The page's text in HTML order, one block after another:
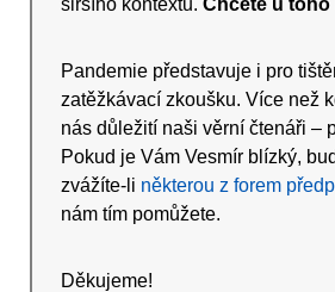
Pandemie představuje i pro
zatěžkávací zkoušku. Více než
nás důležití naši věrní čtenáři –
Pokud je Vám Vesmír blízký,
zvážíte-li některou z forem
nám tím pomůžete.
Děkujeme!